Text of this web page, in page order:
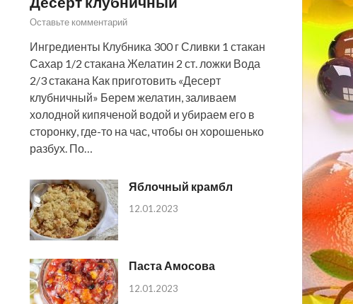
Оставьте комментарий
Ингредиенты Клубника 300 г Сливки 1 стакан
Сахар 1/2 стакана Желатин 2 ст. ложки Вода
2/3 стакана Как приготовить «Десерт
клубничный» Берем желатин, заливаем
холодной кипяченой водой и убираем его в
сторонку, где-то на час, чтобы он хорошенько
разбух. По…
Яблочный крамбл
12.01.2023
Паста Амосова
12.01.2023